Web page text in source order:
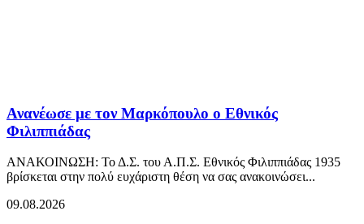
Ανανέωσε με τον Μαρκόπουλο ο Εθνικός
Φιλιππιάδας
ΑΝΑΚΟΙΝΩΣΗ: Το Δ.Σ. του Α.Π.Σ. Εθνικός Φιλιππιάδας 1935
βρίσκεται στην πολύ ευχάριστη θέση να σας ανακοινώσει...
09.08.2026